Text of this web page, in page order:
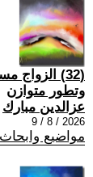
(32) الزواج
وتطور متوازن
عزالدين مبارك
2026 / 8 / 9
مواضيع